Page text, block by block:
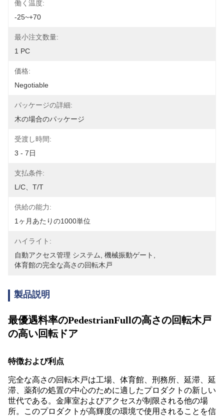
働く温度:
-25~+70
最小注文数量:
1 PC
価格:
Negotiable
パッケージの詳細:
木の場合のパッケージ
受渡し時間:
3 - 7日
支払条件:
L/C、T/T
供給の能力:
1ヶ月あたりの1000単位
ハイライト:
自動アクセス管理 システム
機械振動ゲート
体育館の完全な高さの回転木戸
製品説明
最優遇料率のPedestrianFullの高さの回転木戸
の高い回転ドア
特徴および利点
完全な高さの回転木戸は工場、体育館、刑務所、延滞、延
滞、薬剤の処置の中心のために適したプロダクトの新しい
世代である。金庫室およびアクセスが制限される他の場
所。このプロダクトが高輝度の環境で使用されることを信